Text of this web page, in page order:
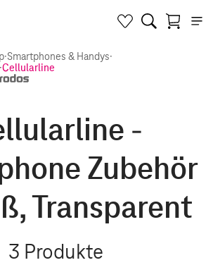
·Smartphones & Handys·
·Cellularline
-
Zubehör
Transparent
3 Produkte